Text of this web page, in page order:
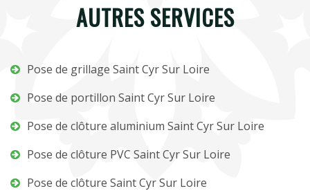
AUTRES SERVICES
Pose de grillage Saint Cyr Sur Loire
Pose de portillon Saint Cyr Sur Loire
Pose de clôture aluminium Saint Cyr Sur Loire
Pose de clôture PVC Saint Cyr Sur Loire
Pose de clôture Saint Cyr Sur Loire